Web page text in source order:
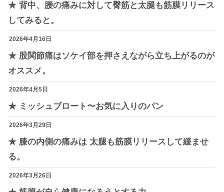
★ 背中、腰の痛みに対して臀筋と太腿も筋膜リリース
してみると。
2026年4月16日
★ 股関節痛はソケイ部を押さえながら立ち上がるのが
オススメ。
2026年4月5日
★ ミッシュブロート〜お気に入りのパン
2026年3月29日
★ 膝の内側の痛みは 太腿も筋膜リリースして緩ませ
る。
2026年3月26日